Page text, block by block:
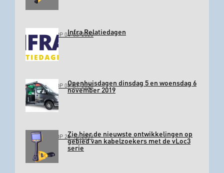
GEPLAATST OP 04-03-2020Infra Relatiedagen
GEPLAATST OP 09-01-2020Openhuisdagen dinsdag 5 en woensdag 6
november 2019
GEPLAATST OP 24-10-2019Zie hier de nieuwste ontwikkelingen op
gebied van kabelzoekers met de vLoc3
serie